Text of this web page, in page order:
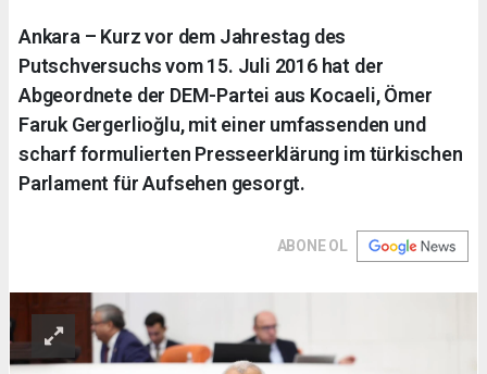
Ankara – Kurz vor dem Jahrestag des
Putschversuchs vom 15. Juli 2016 hat der
Abgeordnete der DEM-Partei aus Kocaeli, Ömer
Faruk Gergerlioğlu, mit einer umfassenden und
scharf formulierten Presseerklärung im türkischen
Parlament für Aufsehen gesorgt.
ABONE OL